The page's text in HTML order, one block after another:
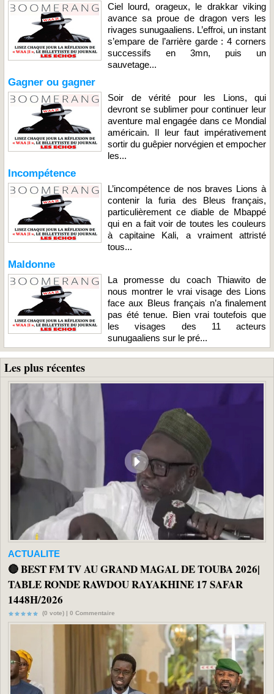
Ciel lourd, orageux, le drakkar viking
avance sa proue de dragon vers les
rivages sunugaaliens. L’effroi, un instant
s’empare de l’arrière garde : 4 corners
successifs en 3mn, puis un
sauvetage...
Gagner ou gagner
Soir de vérité pour les Lions, qui
devront se sublimer pour continuer leur
aventure mal engagée dans ce Mondial
américain. Il leur faut impérativement
sortir du guêpier norvégien et empocher
les...
Incompétence
L’incompétence de nos braves Lions à
contenir la furia des Bleus français,
particulièrement ce diable de Mbappé
qui en a fait voir de toutes les couleurs
à capitaine Kali, a vraiment attristé
tous...
Maldonne
La promesse du coach Thiawito de
nous montrer le vrai visage des Lions
face aux Bleus français n’a finalement
pas été tenue. Bien vrai toutefois que
les visages des 11 acteurs
sunugaaliens sur le pré...
Les plus récentes
ACTUALITE
🔴 BEST FM TV AU GRAND MAGAL DE TOUBA 2026|
TABLE RONDE RAWDOU RAYAKHINE 17 SAFAR
1448H/2026
(0 vote) | 0 Commentaire